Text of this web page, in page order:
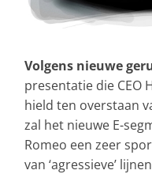
Volgens nieuwe
presentatie die CEO
hield ten overstaan
zal het nieuwe E-
Romeo een zeer
van ‘agressieve’